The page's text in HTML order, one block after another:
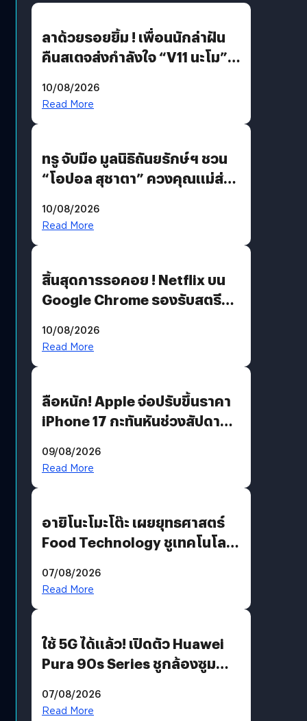
ลาด้วยรอยยิ้ม ! เพื่อนนักล่าฝัน
คืนสเตจส่งกำลังใจ “V11 นะโม”
รักแน่นฮอลล์
10/08/2026
Read More
ทรู จับมือ มูลนิธิถันยรักษ์ฯ ชวน
“โอปอล สุชาตา” ควงคุณแม่ส่ง
เติมเต็มความหมายวันแม่ปีนี้
10/08/2026
Read More
สิ้นสุดการรอคอย ! Netflix บน
Google Chrome รองรับสตรีม
เงื่อนไขที่กำหนด
10/08/2026
Read More
ลือหนัก! Apple จ่อปรับขึ้นราคา
iPhone 17 กะทันหันช่วงสัปดาห์ที่
09/08/2026
Read More
อายิโนะโมะโต๊ะ เผยยุทธศาสตร์
Food Technology ชูเทคโนโลยี
บริโภคและ B2B
07/08/2026
Read More
ใช้ 5G ได้แล้ว! เปิดตัว Huawei
Pura 90s Series ชูกล้องซูม
07/08/2026
Read More